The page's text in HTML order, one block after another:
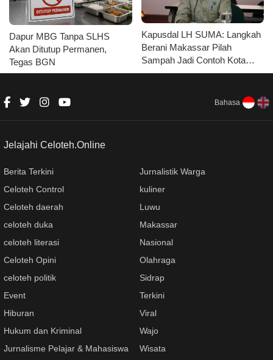
Dapur MBG Tanpa SLHS
Akan Ditutup Permanen,
Tegas BGN
Kapusdal LH SUMA: Langkah
Berani Makassar Pilah
Sampah Jadi Contoh Kota
Metropolitan di Indonesia
Bahasa
Jelajahi Celoteh.Online
Berita Terkini
Celoteh Control
Celoteh daerah
celoteh duka
celoteh literasi
Celoteh Opini
celoteh politik
Event
Hiburan
Hukum dan Kriminal
Jurnalisme Pelajar & Mahasiswa
Jurnalistik Warga
kuliner
Luwu
Makassar
Nasional
Olahraga
Sidrap
Terkini
Viral
Wajo
Wisata